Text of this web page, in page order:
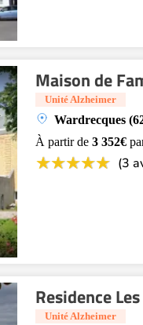
Maison de
Unité Alzheimer
Wardrecques
À partir de 3 352€
(3
Residence
Unité Alzheimer